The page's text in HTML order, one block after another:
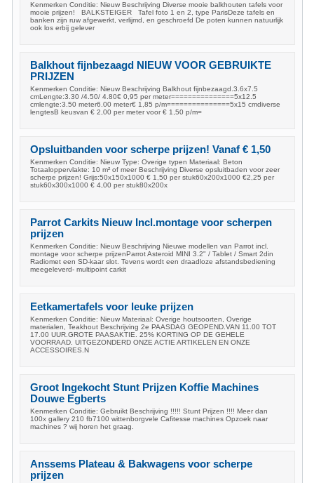
Kenmerken Conditie: Nieuw Beschrijving Diverse mooie balkhouten tafels voor
mooie prijzen! BALKSTEIGER Tafel foto 1 en 2, type ParisDeze tafels en
banken zijn ruw afgewerkt, verlijmd, en geschroefd De poten kunnen natuurlijk
ook los erbij gelever
Balkhout fijnbezaagd NIEUW VOOR GEBRUIKTE
PRIJZEN
Kenmerken Conditie: Nieuw Beschrijving Balkhout fijnbezaagd.3.6x7.5
cmLengte:3.30 /4.50/ 4.80€ 0,95 per meter===============5x12.5
cmlengte:3.50 meter6.00 meter€ 1,85 p/m===============5x15 cmdiverse
lengtesB keusvan € 2,00 per meter voor € 1,50 p/m=
Opsluitbanden voor scherpe prijzen! Vanaf € 1,50
Kenmerken Conditie: Nieuw Type: Overige typen Materiaal: Beton
Totaaloppervlakte: 10 m² of meer Beschrijving Diverse opsluitbaden voor zeer
scherpe prijzen! Grijs:50x150x1000 € 1,50 per stuk60x200x1000 €2,25 per
stuk60x300x1000 € 4,00 per stuk80x200x
Parrot Carkits Nieuw Incl.montage voor scherpen
prijzen
Kenmerken Conditie: Nieuw Beschrijving Nieuwe modellen van Parrot incl.
montage voor scherpe prijzenParrot Asteroid MINI 3.2" / Tablet / Smart 2din
Radiomet een SD-kaar slot. Tevens wordt een draadloze afstandsbediening
meegeleverd- multipoint carkit
Eetkamertafels voor leuke prijzen
Kenmerken Conditie: Nieuw Materiaal: Overige houtsoorten, Overige
materialen, Teakhout Beschrijving 2e PAASDAG GEOPEND.VAN 11.00 TOT
17.00 UUR.GROTE PAASAKTIE. 25% KORTING OP DE GEHELE
VOORRAAD. UITGEZONDERD ONZE ACTIE ARTIKELEN EN ONZE
ACCESSOIRES.N
Groot Ingekocht Stunt Prijzen Koffie Machines
Douwe Egberts
Kenmerken Conditie: Gebruikt Beschrijving !!!!! Stunt Prijzen !!!! Meer dan
100x gallery 210 fb7100 wittenborgvele Cafitesse machines Opzoek naar
machines ? wij horen het graag.
Anssems Plateau & Bakwagens voor scherpe
prijzen